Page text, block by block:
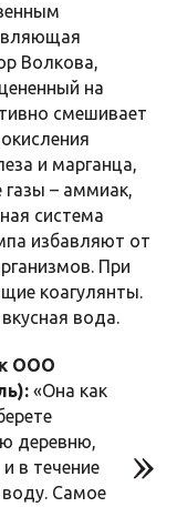
Волкова,
на
смешивает
и марганца,
– аммиак,
система
избавляют от
При
коагулянты.
вода.
ООО
«Она как
деревню,
в течение
Самое